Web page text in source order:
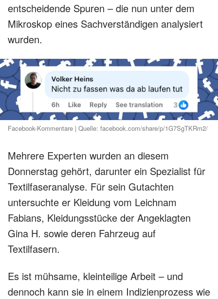
entscheidende Spuren – die nun unter dem
Mikroskop eines Sachverständigen analysiert
wurden.
Facebook-Kommentare | Quelle: facebook.com/share/p/1G7SgTKRm2/
Mehrere Experten wurden an diesem
Donnerstag gehört, darunter ein Spezialist für
Textilfaseranalyse. Für sein Gutachten
untersuchte er Kleidung vom Leichnam
Fabians, Kleidungsstücke der Angeklagten
Gina H. sowie deren Fahrzeug auf
Textilfasern.
Es ist mühsame, kleinteilige Arbeit – und
dennoch kann sie in einem Indizienprozess wie